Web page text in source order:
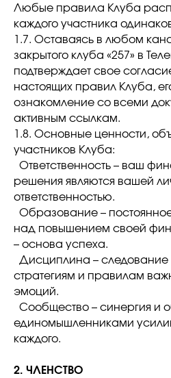
Любые правила Клуба
каждого участника
1.7. Оставаясь в любом
закрытого клуба «257» в
подтверждает свое
настоящих правил Клуба,
ознакомление со всеми
активным ссылкам.
1.8. Основные ценности,
участников Клуба:
Ответственность – ваш
решения являются вашей
ответственностью.
Образование –
над повышением своей
– основа успеха.
Дисциплина –
стратегиям и правилам
эмоций.
Сообщество – синергия и
единомышленниками
каждого.
2. ЧЛЕНСТВО